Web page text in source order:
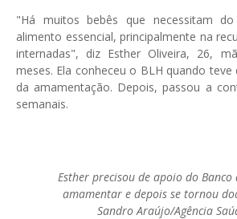
"Há muitos bebês que necessitam
alimento essencial, principalmente na
internadas", diz Esther Oliveira, 26,
meses. Ela conheceu o BLH quando teve
da amamentação. Depois, passou a
semanais.
Esther precisou de apoio do
amamentar e depois se tornou
Sandro Araújo/Agência